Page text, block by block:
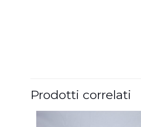
Prodotti correlati